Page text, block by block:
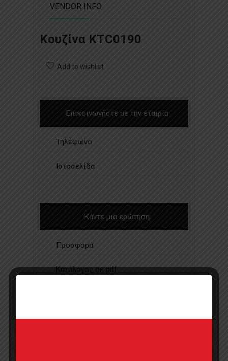
VENDOR INFO
Κουζίνα KTC0190
Add to wishlist
Επικοινωνήστε με την εταιρία
Τηλέφωνο
Ιστοσελίδα
Κάντε μια ερώτηση
Προσφορά
Κατάλογος σε pdf
Επικοινωνία με πωλητή